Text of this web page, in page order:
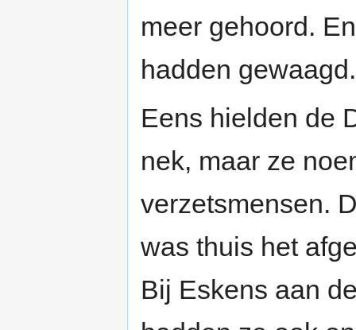
meer gehoord.
hadden gewaagd.
Eens hielden de
nek, maar ze
verzetsmensen.
was thuis het
Bij Eskens aan